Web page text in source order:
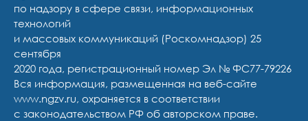
по надзору в сфере связи, информационных
технологий
и массовых коммуникаций (Роскомнадзор) 25
сентября
2020 года, регистрационный номер Эл № ФС77-79226
Вся информация, размещенная на веб-сайте
www.ngzv.ru, охраняется в соответствии
с законодательством РФ об авторском праве.